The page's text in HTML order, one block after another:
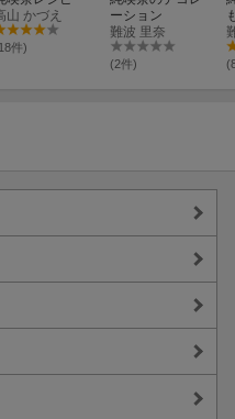
山 かづえ
件)
ーション
難波 里奈
(2件)